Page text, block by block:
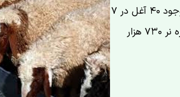
قیمت دام زنده، یک روز پیش از عید قربان اعلام می‌شود. با وجود ۴۰ آغل در ۷
مرکز و ذخایر، تأمین تضمین شده است. قیمت فعلی گوشت بره نر ۷۳۰ هزار